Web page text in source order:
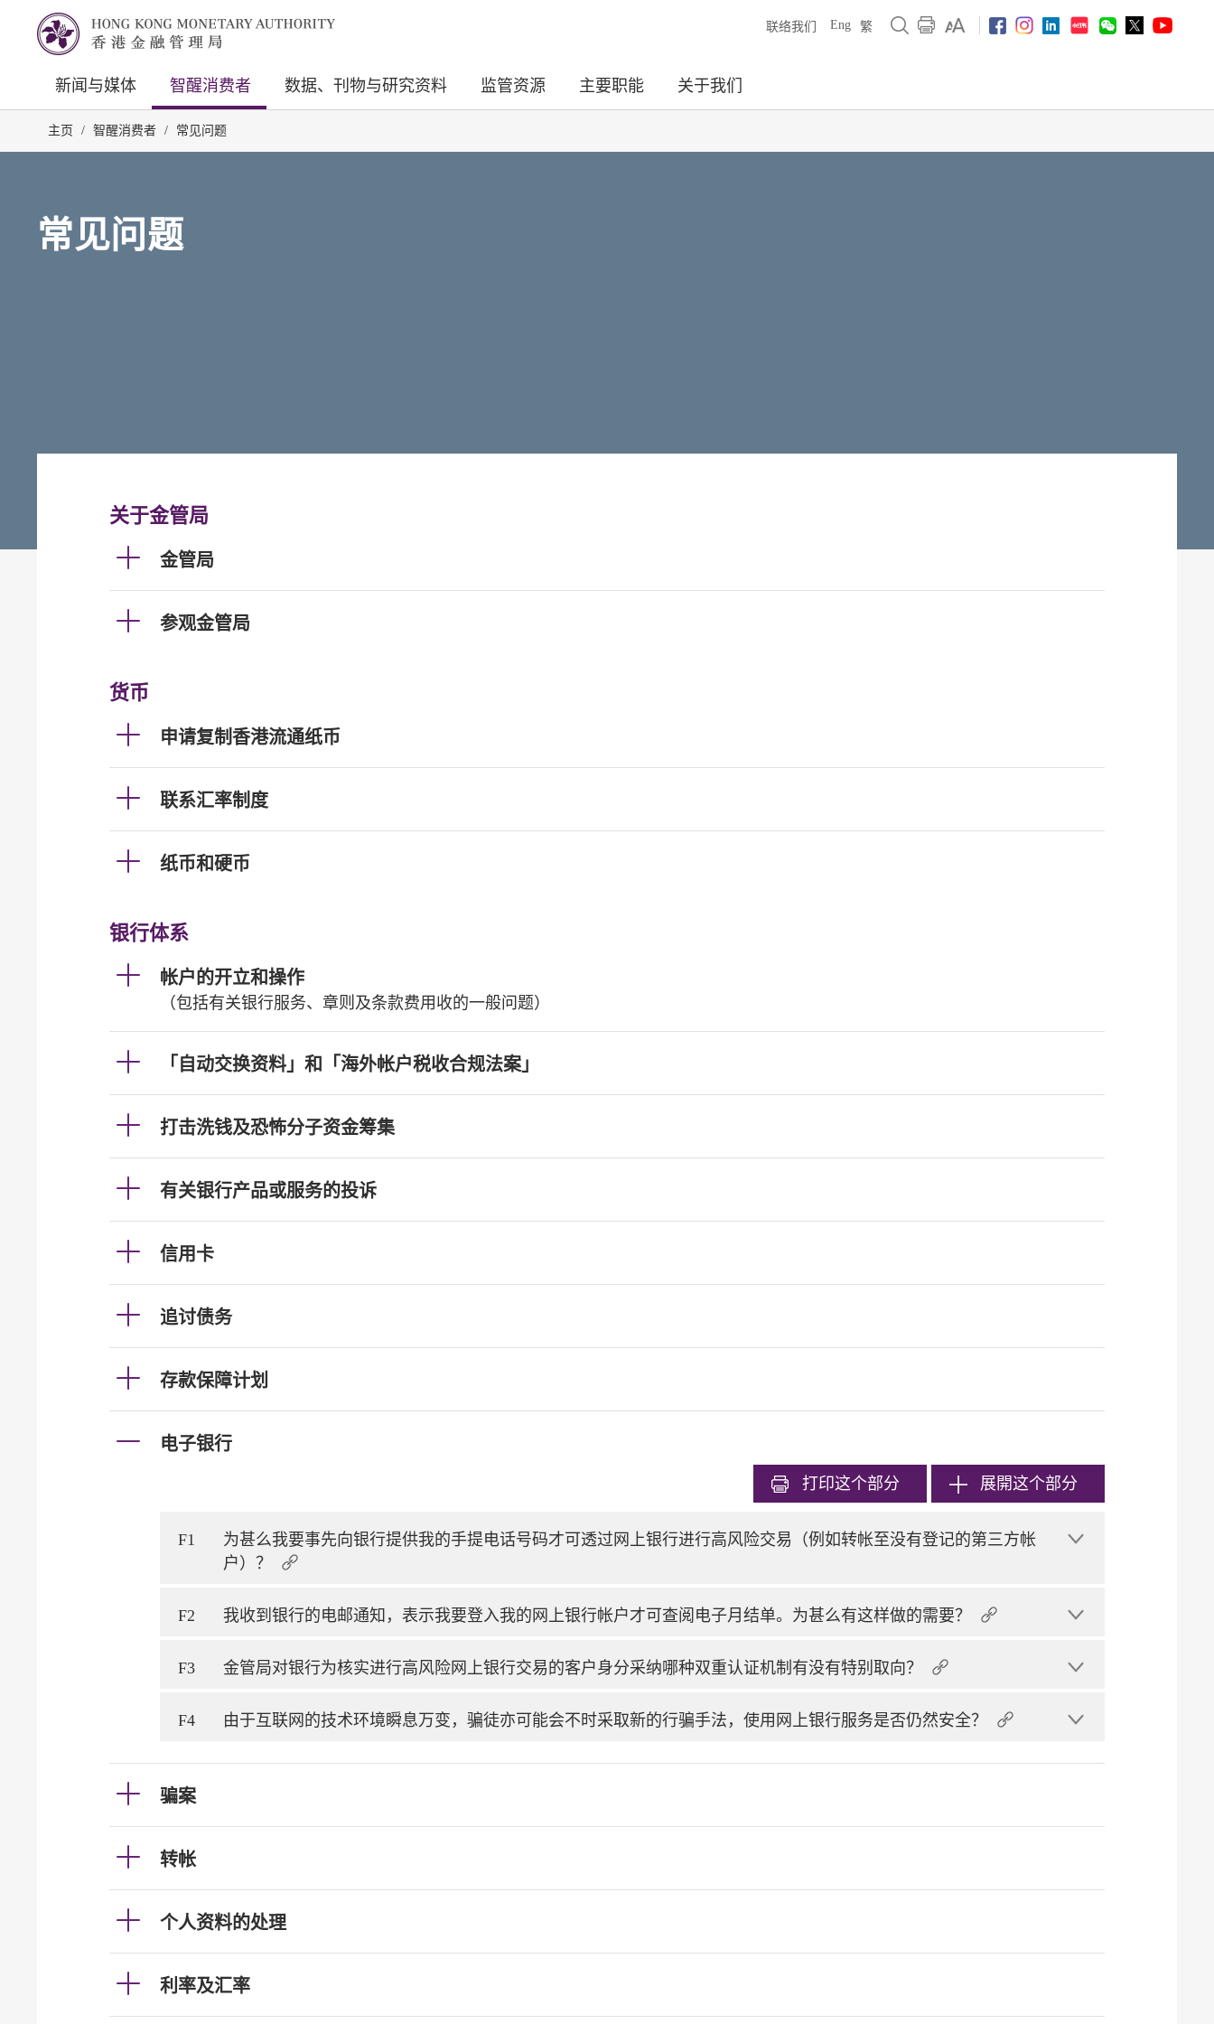
联络我们 Eng 繁
新闻与媒体 智醒消费者 数据、刊物与研究资料 监管资源 主要职能 关于我们
主页 / 智醒消费者 / 常见问题
常见问题
关于金管局
金管局
参观金管局
货币
申请复制香港流通纸币
联系汇率制度
纸币和硬币
银行体系
帐户的开立和操作
（包括有关银行服务、章则及条款费用收的一般问题）
「自动交换资料」和「海外帐户税收合规法案」
打击洗钱及恐怖分子资金筹集
有关银行产品或服务的投诉
信用卡
追讨债务
存款保障计划
电子银行
打印这个部分 展開这个部分
F1
为甚么我要事先向银行提供我的手提电话号码才可透过网上银行进行高风险交易（例如转帐至没有登记的第三方帐
户）？
F2 我收到银行的电邮通知，表示我要登入我的网上银行帐户才可查阅电子月结单。为甚么有这样做的需要？
F3 金管局对银行为核实进行高风险网上银行交易的客户身分采纳哪种双重认证机制有没有特别取向？
F4 由于互联网的技术环境瞬息万变，骗徒亦可能会不时采取新的行骗手法，使用网上银行服务是否仍然安全？
骗案
转帐
个人资料的处理
利率及汇率